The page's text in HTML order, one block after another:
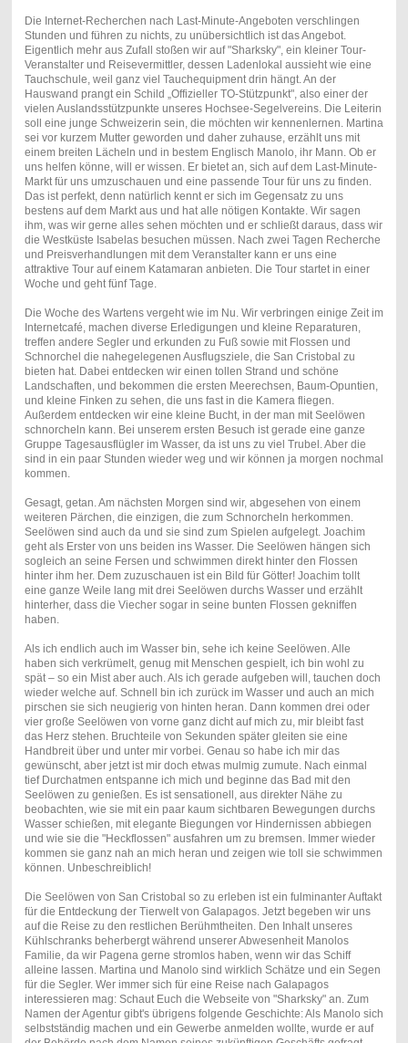
Die Internet-Recherchen nach Last-Minute-Angeboten verschlingen
Stunden und führen zu nichts, zu unübersichtlich ist das Angebot.
Eigentlich mehr aus Zufall stoßen wir auf "Sharksky", ein kleiner Tour-
Veranstalter und Reisevermittler, dessen Ladenlokal aussieht wie eine
Tauchschule, weil ganz viel Tauchequipment drin hängt. An der
Hauswand prangt ein Schild „Offizieller TO-Stützpunkt", also einer der
vielen Auslandsstützpunkte unseres Hochsee-Segelvereins. Die Leiterin
soll eine junge Schweizerin sein, die möchten wir kennenlernen. Martina
sei vor kurzem Mutter geworden und daher zuhause, erzählt uns mit
einem breiten Lächeln und in bestem Englisch Manolo, ihr Mann. Ob er
uns helfen könne, will er wissen. Er bietet an, sich auf dem Last-Minute-
Markt für uns umzuschauen und eine passende Tour für uns zu finden.
Das ist perfekt, denn natürlich kennt er sich im Gegensatz zu uns
bestens auf dem Markt aus und hat alle nötigen Kontakte. Wir sagen
ihm, was wir gerne alles sehen möchten und er schließt daraus, dass wir
die Westküste Isabelas besuchen müssen. Nach zwei Tagen Recherche
und Preisverhandlungen mit dem Veranstalter kann er uns eine
attraktive Tour auf einem Katamaran anbieten. Die Tour startet in einer
Woche und geht fünf Tage.
Die Woche des Wartens vergeht wie im Nu. Wir verbringen einige Zeit im
Internetcafé, machen diverse Erledigungen und kleine Reparaturen,
treffen andere Segler und erkunden zu Fuß sowie mit Flossen und
Schnorchel die nahegelegenen Ausflugsziele, die San Cristobal zu
bieten hat. Dabei entdecken wir einen tollen Strand und schöne
Landschaften, und bekommen die ersten Meerechsen, Baum-Opuntien,
und kleine Finken zu sehen, die uns fast in die Kamera fliegen.
Außerdem entdecken wir eine kleine Bucht, in der man mit Seelöwen
schnorcheln kann. Bei unserem ersten Besuch ist gerade eine ganze
Gruppe Tagesausflügler im Wasser, da ist uns zu viel Trubel. Aber die
sind in ein paar Stunden wieder weg und wir können ja morgen nochmal
kommen.
Gesagt, getan. Am nächsten Morgen sind wir, abgesehen von einem
weiteren Pärchen, die einzigen, die zum Schnorcheln herkommen.
Seelöwen sind auch da und sie sind zum Spielen aufgelegt. Joachim
geht als Erster von uns beiden ins Wasser. Die Seelöwen hängen sich
sogleich an seine Fersen und schwimmen direkt hinter den Flossen
hinter ihm her. Dem zuzuschauen ist ein Bild für Götter! Joachim tollt
eine ganze Weile lang mit drei Seelöwen durchs Wasser und erzählt
hinterher, dass die Viecher sogar in seine bunten Flossen gekniffen
haben.
Als ich endlich auch im Wasser bin, sehe ich keine Seelöwen. Alle
haben sich verkrümelt, genug mit Menschen gespielt, ich bin wohl zu
spät – so ein Mist aber auch. Als ich gerade aufgeben will, tauchen doch
wieder welche auf. Schnell bin ich zurück im Wasser und auch an mich
pirschen sie sich neugierig von hinten heran. Dann kommen drei oder
vier große Seelöwen von vorne ganz dicht auf mich zu, mir bleibt fast
das Herz stehen. Bruchteile von Sekunden später gleiten sie eine
Handbreit über und unter mir vorbei. Genau so habe ich mir das
gewünscht, aber jetzt ist mir doch etwas mulmig zumute. Nach einmal
tief Durchatmen entspanne ich mich und beginne das Bad mit den
Seelöwen zu genießen. Es ist sensationell, aus direkter Nähe zu
beobachten, wie sie mit ein paar kaum sichtbaren Bewegungen durchs
Wasser schießen, mit elegante Biegungen vor Hindernissen abbiegen
und wie sie die "Heckflossen" ausfahren um zu bremsen. Immer wieder
kommen sie ganz nah an mich heran und zeigen wie toll sie schwimmen
können. Unbeschreiblich!
Die Seelöwen von San Cristobal so zu erleben ist ein fulminanter Auftakt
für die Entdeckung der Tierwelt von Galapagos. Jetzt begeben wir uns
auf die Reise zu den restlichen Berühmtheiten. Den Inhalt unseres
Kühlschranks beherbergt während unserer Abwesenheit Manolos
Familie, da wir Pagena gerne stromlos haben, wenn wir das Schiff
alleine lassen. Martina und Manolo sind wirklich Schätze und ein Segen
für die Segler. Wer immer sich für eine Reise nach Galapagos
interessieren mag: Schaut Euch die Webseite von "Sharksky" an. Zum
Namen der Agentur gibt's übrigens folgende Geschichte: Als Manolo sich
selbstständig machen und ein Gewerbe anmelden wollte, wurde er auf